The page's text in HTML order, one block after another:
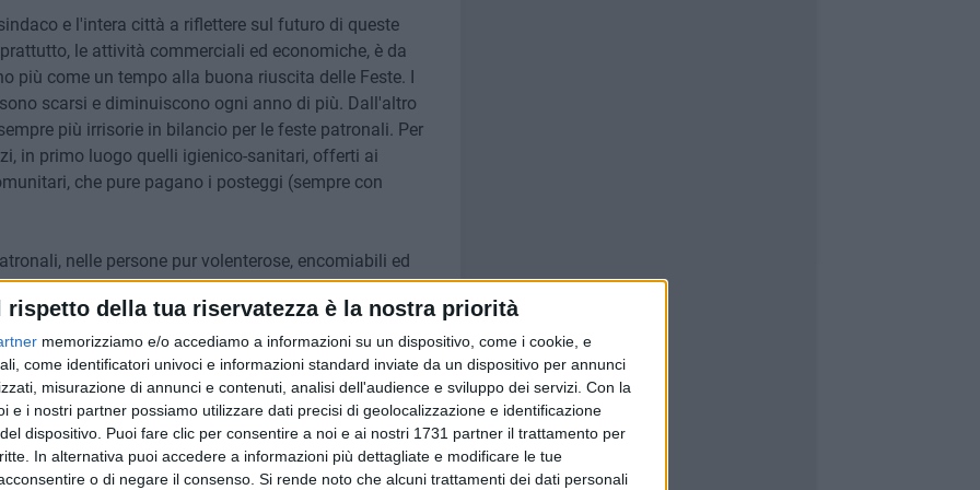
rispetto della tua riservatezza è la nostra priorità
memorizziamo e/o accediamo a informazioni su un dispositivo, come i cookie, e
come identificatori univoci e informazioni standard inviate da un dispositivo per annunci
misurazione di annunci e contenuti, analisi dell'audience e sviluppo dei servizi. Con la
e i nostri partner possiamo utilizzare dati precisi di geolocalizzazione e identificazione
dispositivo. Puoi fare clic per consentire a noi e ai nostri 1731 partner il trattamento per
In alternativa puoi accedere a informazioni più dettagliate e modificare le tue
o di negare il consenso. Si rende noto che alcuni trattamenti dei dati personali
e l'intera città a riflettere sul futuro di queste
le attività commerciali ed economiche, è da
più come un tempo alla buona riuscita delle Feste. I
scarsi e diminuiscono ogni anno di più. Dall'altro
più irrisorie in bilancio per le feste patronali. Per
in primo luogo quelli igienico-sanitari, offerti ai
che pure pagano i posteggi (sempre con
nelle persone pur volenterose, encomiabili ed
questi anni, ha dovuto fare i conti con le esigue
peggio. Peraltro, mi sembra riduttivo esaurire
presenza nelle prime file della Concattedrale,
ed alla solita passerella dei "potenti", nell'ambito della
dal popolo. Ci sta, ma non basta».
il Sindaco devono assumersi le proprie
cosa fare delle Feste Patronali, perché l'attuale